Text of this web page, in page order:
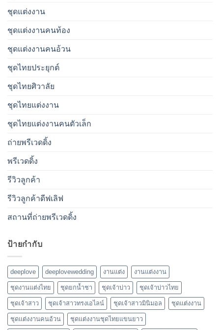
ชุดแต่งงาน
ชุดแต่งงานคนท้อง
ชุดแต่งงานคนอ้วน
ชุดไทยประยุกต์
ชุดไทยศิวาลัย
ชุดไทยแต่งงาน
ชุดไทยแต่งงานคนตัวเล็ก
ถ่ายพรีเวดดิ้ง
พรีเวดดิ้ง
รีวิวลูกค้า
รีวิวลูกค้าดีฟเลิฟ
สถานที่ถ่ายพรีเวดดิ้ง
ป้ายกำกับ
deeplove deeplovewedding งานแต่ง งานแต่งงาน
ชุดงานแต่งไทย ชุดยกน้ำชา ชุดเจ้าบ่าว ชุดเจ้าบ่าวไทย
ชุดเจ้าสาว ชุดเจ้าสาวทรงเอไลน์ ชุดเจ้าสาวมินิมอล ชุดแต่งงาน
ชุดแต่งงานคนอ้วน ชุดแต่งงานชุดไทยแขนยาว